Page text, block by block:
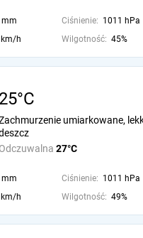
mm Ciśnienie: 1011 hPa
h Wilgotność: 45%
25°C
Odczuwalna 27°C
umiarkowane,
mm Ciśnienie: 1011 hPa
h Wilgotność: 49%